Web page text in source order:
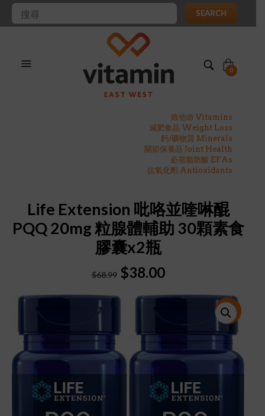
SEARCH
0
維他命 Vitamins
減肥食品 Weight Loss
鈣/礦物質 Minerals
關節保養品 Joint Health
必需脂肪酸 EFAs
抗氧化劑 Antioxidants
Life Extension 吡咯並喹啉醌
PQQ 20mg 粒腺體輔助 30顆素食
膠囊x2瓶
$68.99 Original
was:
$68.99.
$38.00Current
is:
特價!